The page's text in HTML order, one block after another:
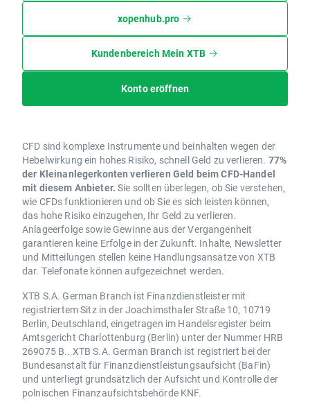
xopenhub.pro
Kundenbereich Mein XTB
Konto eröffnen
CFD sind komplexe Instrumente und beinhalten wegen der
Hebelwirkung ein hohes Risiko, schnell Geld zu verlieren. 77%
der Kleinanlegerkonten verlieren Geld beim CFD-Handel
mit diesem Anbieter. Sie sollten überlegen, ob Sie verstehen,
wie CFDs funktionieren und ob Sie es sich leisten können,
das hohe Risiko einzugehen, Ihr Geld zu verlieren.
Anlageerfolge sowie Gewinne aus der Vergangenheit
garantieren keine Erfolge in der Zukunft. Inhalte, Newsletter
und Mitteilungen stellen keine Handlungsansätze von XTB
dar. Telefonate können aufgezeichnet werden.
XTB S.A. German Branch ist Finanzdienstleister mit
registriertem Sitz in der Joachimsthaler Straße 10, 10719
Berlin, Deutschland, eingetragen im Handelsregister beim
Amtsgericht Charlottenburg (Berlin) unter der Nummer HRB
269075 B.. XTB S.A. German Branch ist registriert bei der
Bundesanstalt für Finanzdienstleistungsaufsicht (BaFin)
und unterliegt grundsätzlich der Aufsicht und Kontrolle der
polnischen Finanzaufsichtsbehörde KNF.